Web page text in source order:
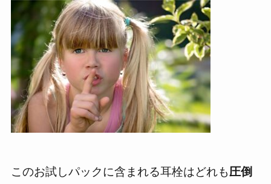
このお試しパックに含まれる耳栓はどれも圧倒